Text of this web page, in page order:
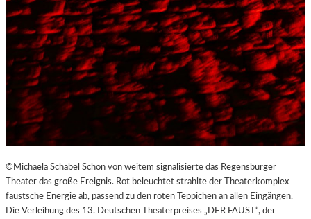
©Michaela Schabel Schon von weitem signalisierte das Regensburger
Theater das große Ereignis. Rot beleuchtet strahlte der Theaterkomplex
faustsche Energie ab, passend zu den roten Teppichen an allen Eingängen.
Die Verleihung des 13. Deutschen Theaterpreises „DER FAUST“, der